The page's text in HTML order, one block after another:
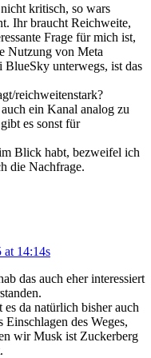
kritisch, so wars
Ihr braucht Reichweite,
Frage für mich ist,
Nutzung von Meta
BlueSky unterwegs, ist das
reichweitenstark?
ein Kanal analog zu
es sonst für
Blick habt, bezweifel ich
die Nachfrage.
at 14:14s
das auch eher interessiert
da natürlich bisher auch
Einschlagen des Weges,
wir Musk ist Zuckerberg